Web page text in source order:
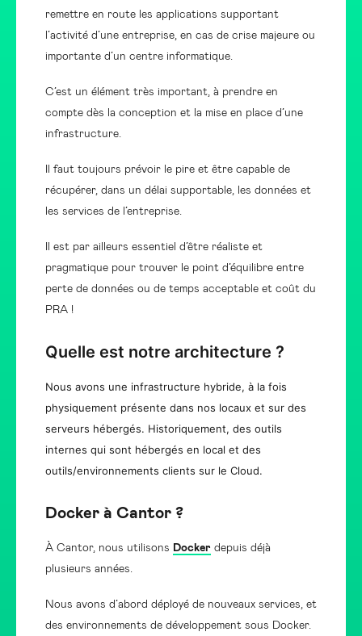
remettre en route les applications supportant
l’activité d’une entreprise, en cas de crise majeure ou
importante d’un centre informatique.
C’est un élément très important, à prendre en
compte dès la conception et la mise en place d’une
infrastructure.
Il faut toujours prévoir le pire et être capable de
récupérer, dans un délai supportable, les données et
les services de l’entreprise.
Il est par ailleurs essentiel d’être réaliste et
pragmatique pour trouver le point d’équilibre entre
perte de données ou de temps acceptable et coût du
PRA !
Quelle est notre architecture ?
Nous avons une infrastructure hybride, à la fois
physiquement présente dans nos locaux et sur des
serveurs hébergés. Historiquement, des outils
internes qui sont hébergés en local et des
outils/environnements clients sur le Cloud.
Docker à Cantor ?
À Cantor, nous utilisons Docker depuis déjà
plusieurs années.
Nous avons d’abord déployé de nouveaux services, et
des environnements de développement sous Docker.